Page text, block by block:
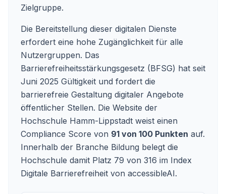
Zielgruppe.
Die Bereitstellung dieser digitalen Dienste
erfordert eine hohe Zugänglichkeit für alle
Nutzergruppen. Das
Barrierefreiheitsstärkungsgesetz (BFSG) hat seit
Juni 2025 Gültigkeit und fordert die
barrierefreie Gestaltung digitaler Angebote
öffentlicher Stellen. Die Website der
Hochschule Hamm-Lippstadt weist einen
Compliance Score von 91 von 100 Punkten auf.
Innerhalb der Branche Bildung belegt die
Hochschule damit Platz 79 von 316 im Index
Digitale Barrierefreiheit von accessibleAI.